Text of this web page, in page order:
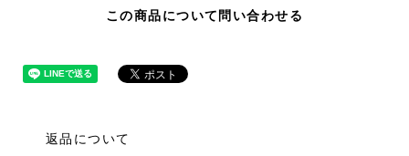
この商品について問い合わせる
返品について